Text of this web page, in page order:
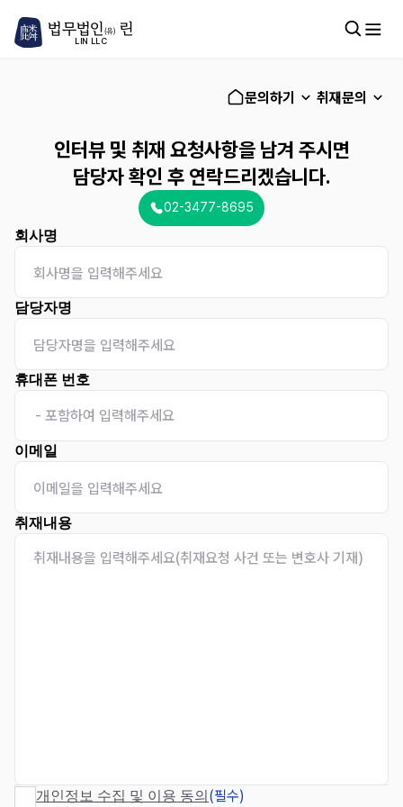
법무법인 (유) 린
LIN LLC
문의하기 취재문의
인터뷰 및 취재 요청사항을 남겨 주시면
담당자 확인 후 연락드리겠습니다.
02-3477-8695
회사명
담당자명
휴대폰 번호
이메일
취재내용
개인정보 수집 및 이용 동의 (필수)